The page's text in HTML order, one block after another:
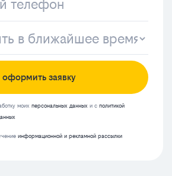
оформить заявку
моих персональных данных и с политикой
информационной и рекламной рассылки